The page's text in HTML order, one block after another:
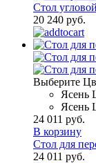
Стол
20 240 руб.
Выберите
Ясень
Ясень
24 011 руб.
В корзину
Стол для
24 011 руб.